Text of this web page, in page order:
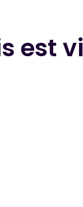
est